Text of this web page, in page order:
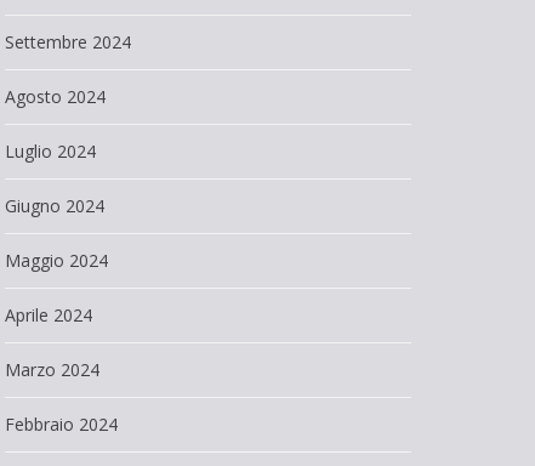
Settembre 2024
Agosto 2024
Luglio 2024
Giugno 2024
Maggio 2024
Aprile 2024
Marzo 2024
Febbraio 2024